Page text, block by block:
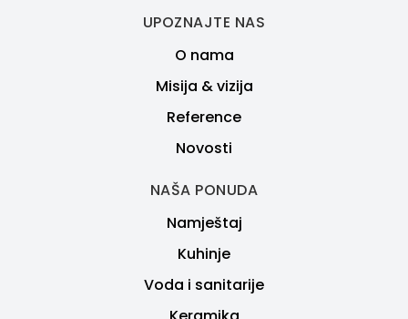
UPOZNAJTE NAS
O nama
Misija & vizija
Reference
Novosti
NAŠA PONUDA
Namještaj
Kuhinje
Voda i sanitarije